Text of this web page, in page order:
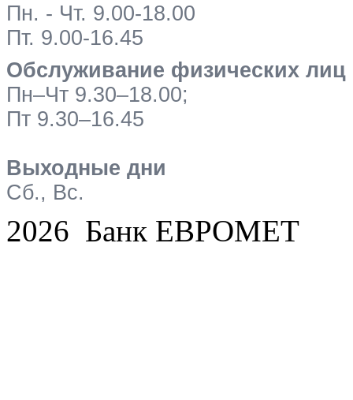
Пн. - Чт. 9.00-18.00
Пт. 9.00-16.45
Обслуживание физических лиц
Пн–Чт 9.30–18.00;
Пт 9.30–16.45
Выходные дни
Сб., Вс.
2026 Банк ЕВРОМЕТ